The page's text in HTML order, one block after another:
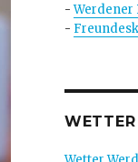
-Werdener
-
WETTER